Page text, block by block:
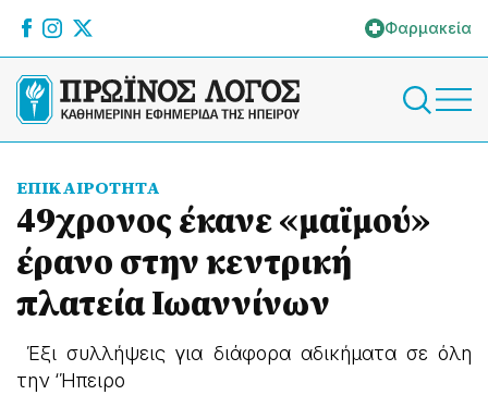
Φαρμακεία
ΕΠΙΚΑΙΡΟΤΗΤΑ
49χρονος έκανε «μαϊμού»
έρανο στην κεντρική
πλατεία Ιωαννίνων
Έξι συλλήψεις για διάφορα αδικήματα σε όλη
την ‘Ήπειρο